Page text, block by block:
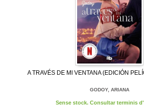
A TRAVÉS DE MI VENTANA (EDICIÓN
GODOY, ARIANA
Sense stock. Consultar terminis